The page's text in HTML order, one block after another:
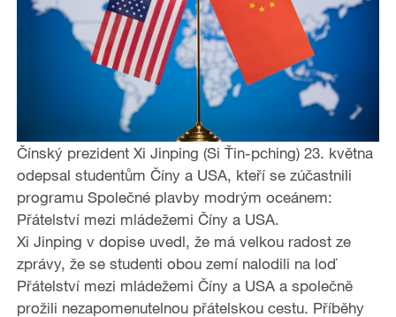
Čínský prezident Xi Jinping (Si Ťin-pching) 23. května​
odepsal studentům Číny a USA, kteří se zúčastnili
programu Společné plavby modrým oceánem:
Přátelství mezi mládežemi Číny a USA.
Xi Jinping v dopise uvedl, že má velkou radost ze
zprávy, že se studenti obou zemí nalodili na loď
Přátelství mezi mládežemi Číny a USA a společně
prožili nezapomenutelnou přátelskou cestu. Příběhy